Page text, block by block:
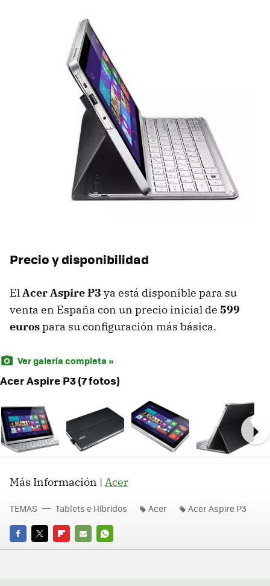
Precio y disponibilidad
El Acer Aspire P3 ya está disponible para su
venta en España con un precio inicial de 599
eurospara su configuración más básica.
Ver galería completa »
Acer Aspire P3 (7 fotos)
Más Información | Acer
FACEBOOK
TWITTERFLIPBOARD
E-
WHATSAPP
TEMAS Tablets e Híbridos Acer Acer Aspire P3